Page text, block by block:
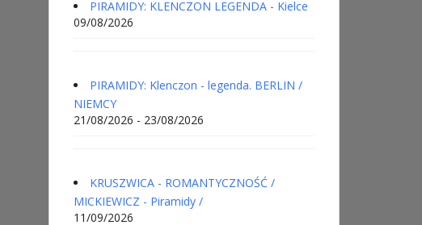
PIRAMIDY: KLENCZON LEGENDA - Kielce
09/08/2026
PIRAMIDY: Klenczon - legenda. BERLIN /
NIEMCY
21/08/2026 - 23/08/2026
KRUSZWICA - ROMANTYCZNOŚĆ /
MICKIEWICZ - Piramidy /
11/09/2026